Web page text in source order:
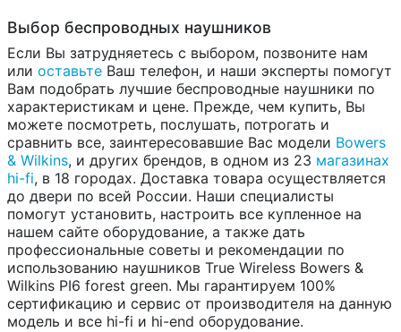
Выбор беспроводных наушников
Если Вы затрудняетесь с выбором, позвоните нам
или оставьте Ваш телефон, и наши эксперты помогут
Вам подобрать лучшие беспроводные наушники по
характеристикам и цене. Прежде, чем купить, Вы
можете посмотреть, послушать, потрогать и
сравнить все, заинтересовавшие Вас модели Bowers
& Wilkins, и других брендов, в одном из 23 магазинах
hi-fi, в 18 городах. Доставка товара осуществляется
до двери по всей России. Наши специалисты
помогут установить, настроить все купленное на
нашем сайте оборудование, а также дать
профессиональные советы и рекомендации по
использованию наушников True Wireless Bowers &
Wilkins PI6 forest green. Мы гарантируем 100%
сертификацию и сервис от производителя на данную
модель и все hi-fi и hi-end оборудование.